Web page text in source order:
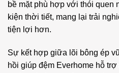
bề mặt phù hợp với thói quen
kiện thời tiết, mang lại trải
tiện lợi hơn.
Sự kết hợp giữa lõi bông ép
hồi giúp đệm Everhome hỗ